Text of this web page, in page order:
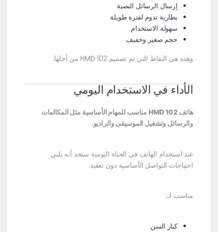
إرسال الرسائل النصية
بطارية تدوم لفترة طويلة
سهولة الاستخدام
حجم صغير وخفيف
وهذه هي النقاط التي تم تصميم HMD 102 من أجلها.
الأداء في الاستخدام اليومي
هاتف HMD 102 مناسب للمهام الأساسية مثل المكالمات
والرسائل وتشغيل الموسيقى والراديو.
عند استخدام الهاتف في الحياة اليومية ستجد أنه يلبي
احتياجات التواصل الأساسية دون تعقيد.
مناسب لـ:
كبار السن